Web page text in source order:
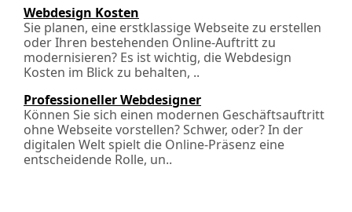
Webdesign Kosten
Sie planen, eine erstklassige Webseite zu erstellen
oder Ihren bestehenden Online-Auftritt zu
modernisieren? Es ist wichtig, die Webdesign
Kosten im Blick zu behalten, ..
Professioneller Webdesigner
Können Sie sich einen modernen Geschäftsauftritt
ohne Webseite vorstellen? Schwer, oder? In der
digitalen Welt spielt die Online-Präsenz eine
entscheidende Rolle, un..